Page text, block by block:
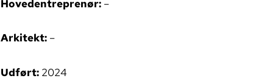
Hovedentreprenør:–
Arkitekt:–
Udført:2024